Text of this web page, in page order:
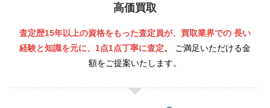
高価買取
査定歴15年以上の資格をもった査定員が、買取業界での 長い
経験と知識を元に、1点1点丁寧に査定、
ご満足いただける金
額をご提案いたします。